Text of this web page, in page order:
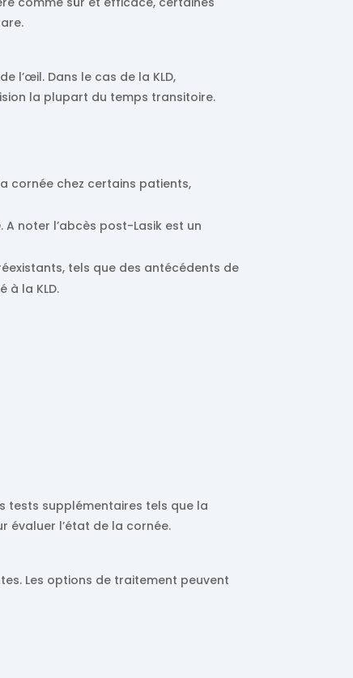
l’œil. Dans le cas de la KLD,
la plupart du temps transitoire.
cornée chez certains patients,
noter l’abcès post-Lasik est un
tels que des antécédents de
à la KLD.
tests supplémentaires tels que la
évaluer l’état de la cornée.
Les options de traitement peuvent